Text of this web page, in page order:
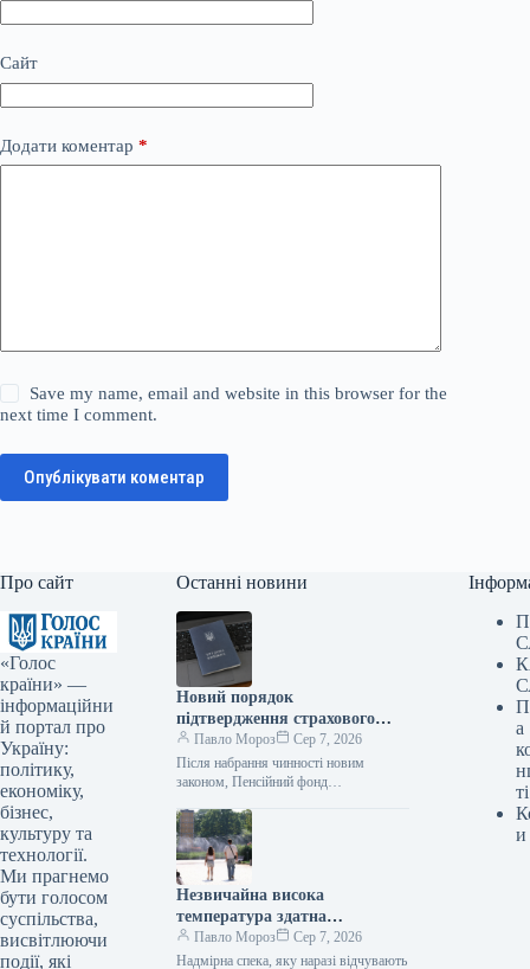
Сайт
Додати коментар *
Save my name, email and website in this browser for the
next time I comment.
Опублікувати коментар
Про сайт
«Голос
країни» —
інформаційни
й портал про
Україну:
політику,
економіку,
бізнес,
культуру та
технології.
Ми прагнемо
бути голосом
суспільства,
висвітлюючи
події, які
Останні новини
Новий порядок
підтвердження страхового
стажу пояснено депутатом
Павло Мороз
Сер 7, 2026
Після набрання чинності новим
законом, Пенсійний фонд
пошук підтверджень страхового стажу
в державних реєстрах та надавати
сприяння…
Незвичайна висока
температура здатна
викликати серцевий напад чи
мозковий удар – лікарі
Павло Мороз
Сер 7, 2026
Надмірна спека, яку наразі відчувають
а
ті
и